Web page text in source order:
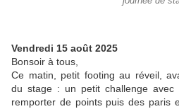
Vendredi 15 août 2025
Bonsoir à tous,
Ce matin, petit footing au réveil,
du stage : un petit challenge avec
remporter de points puis des paris